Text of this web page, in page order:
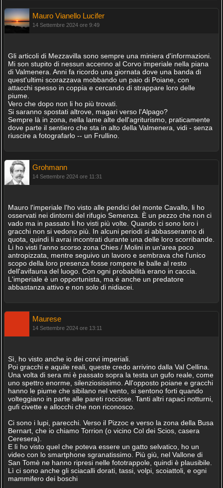
Mauro Vianello Lucifer
14 Settembre 2024 ore 9:49
Gli articoli di Mezzavilla sono sempre una miniera d'informazioni.
Mi son stupito di nessun accenno al Corvo imperiale nella piana
di Valmenera. Anni fa ricordo una giornata dove una banda di
quest'ultimi scorazzava mobbando un paio di Poiane, con
attacchi spesso in coppia e cercando di strappare loro delle
piume.
Vero che dopo non li ho più trovati.
Si saranno spostati altrove, magari verso l'Alpago?
Sempre là in zona, nella lame alte dell'agriturismo, praticamente
dove parte il sentiero che sta in alto della Valmenera, vidi - senza
riuscire a fotografarlo -- un Frullino.
Grohmann
14 Settembre 2024 ore 11:31
Mauro l'imperiale l'ho visto alle pendici del monte Cavallo, li ho
osservati nei dintorni del rifugio Semenza. È un pezzo che non ci
vado ma in passato li ho visti più volte. Quando ci sono loro i
gracchi non si vedono più. In alcuni periodi si abbasseranno di
quota, quindi li avrai incontrati durante una delle loro scorribande.
Li ho visti l'anno scorso zona Chies / Molini in un'area poco
antropizzata, mentre seguivo un lavoro e sembrava che l'unico
scopo della loro presenza fosse rompere le balle al resto
dell'avifauna del luogo. Con ogni probabilità erano in caccia.
L'imperiale è un opportunista, ma è anche un predatore
abbastanza attivo e non solo di nidiacei.
Maurese
14 Settembre 2024 ore 13:11
Sì, ho visto anche io dei corvi imperiali.
Poi gracchi e aquile reali, queste credo arrivino dalla Val Cellina.
Una volta di sera mi è passato sopra la testa un gufo reale, come
uno spettro enorme, silenziosissimo. All'opposto poiane e gracchi
hanno le piume che sibilano nel vento, si sentono forti quando
volteggiano in parte alle pareti rocciose. Tanti altri rapaci notturni,
gufi civette e allocchi che non riconosco.
Ci sono i lupi, parecchi. Verso il Pizzoc e verso la zona della Busa
Bernart, che io chiamo Torrion (o vicino Col dei Scios, casera
Ceresera).
E lì ho visto quel che poteva essere un gatto selvatico, ho un
video con lo smartphone sgranatissimo. Più giù, nel Vallone di
San Tomè ne hanno ripresi nelle fototrappole, quindi è plausibile.
Lì ci sono anche gli sciacalli dorati, tassi, volpi, scoiattoli, e ogni
mammifero dei boschi